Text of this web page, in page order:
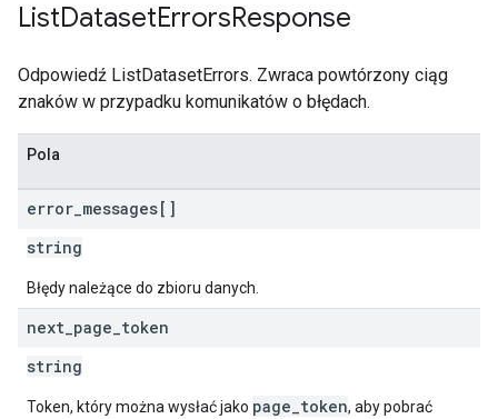
ListDatasetErrorsResponse
Odpowiedź ListDatasetErrors. Zwraca powtórzony ciąg
znaków w przypadku komunikatów o błędach.
Pola
error messages[]
string
Błędy należące do zbioru danych.
next page token
string
Token, który można wysłać jako page_token, aby pobrać